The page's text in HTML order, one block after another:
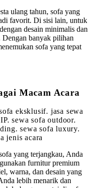
ulang tahun, sofa yang
favorit. Di sisi lain, untuk
desain minimalis dan
banyak pilihan
sofa yang tepat
Macam Acara
eksklusif. jasa sewa
sewa sofa outdoor.
sewa sofa luxury.
jenis acara
yang terjangkau, Anda
furnitur premium
warna, dan desain yang
lebih menarik dan